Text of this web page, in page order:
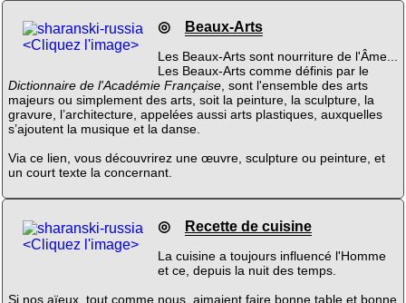
<Cliquez l'image>
◎ Beaux-Arts
Les Beaux-Arts sont nourriture de l'Âme...
Les Beaux-Arts comme définis par le
Dictionnaire de l'Académie Française, sont l'ensemble des arts
majeurs ou simplement des arts, soit la peinture, la sculpture, la
gravure, l’architecture, appelées aussi arts plastiques, auxquelles
s’ajoutent la musique et la danse.
Via ce lien, vous découvrirez une œuvre, sculpture ou peinture, et
un court texte la concernant.
<Cliquez l'image>
◎ Recette de cuisine
La cuisine a toujours influencé l'Homme
et ce, depuis la nuit des temps.
Si nos aïeux, tout comme nous, aimaient faire bonne table et bonne